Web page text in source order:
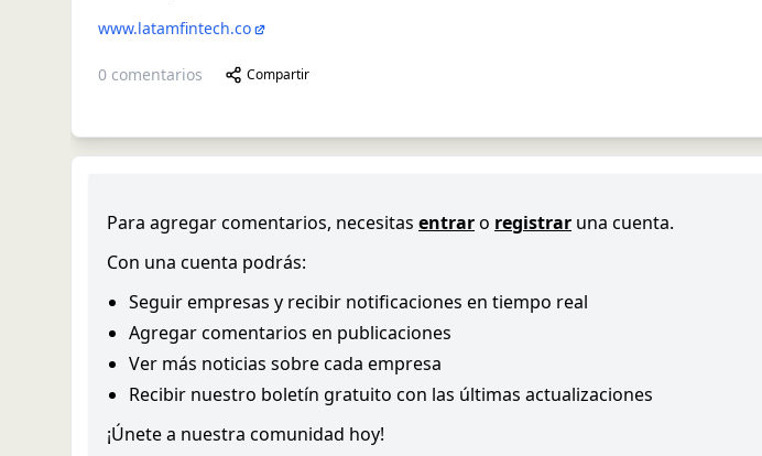
www.latamfintech.co
0 comentarios Compartir
Para agregar comentarios, necesitas entraro registrar una cuenta.
Con una cuenta podrás:
Seguir empresas y recibir notificaciones en tiempo real
Agregar comentarios en publicaciones
Ver más noticias sobre cada empresa
Recibir nuestro boletín gratuito con las últimas actualizaciones
¡Únete a nuestra comunidad hoy!